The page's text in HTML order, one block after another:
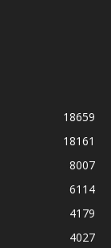
18659
18161
8007
6114
4179
4027